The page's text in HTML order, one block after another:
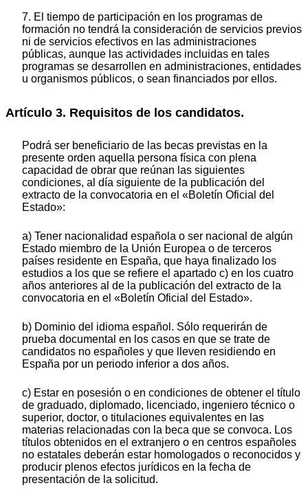
7. El tiempo de participación en los programas de
formación no tendrá la consideración de servicios previos
ni de servicios efectivos en las administraciones
públicas, aunque las actividades incluidas en tales
programas se desarrollen en administraciones, entidades
u organismos públicos, o sean financiados por ellos.
Artículo 3. Requisitos de los candidatos.
Podrá ser beneficiario de las becas previstas en la
presente orden aquella persona física con plena
capacidad de obrar que reúnan las siguientes
condiciones, al día siguiente de la publicación del
extracto de la convocatoria en el «Boletín Oficial del
Estado»:
a) Tener nacionalidad española o ser nacional de algún
Estado miembro de la Unión Europea o de terceros
países residente en España, que haya finalizado los
estudios a los que se refiere el apartado c) en los cuatro
años anteriores al de la publicación del extracto de la
convocatoria en el «Boletín Oficial del Estado».
b) Dominio del idioma español. Sólo requerirán de
prueba documental en los casos en que se trate de
candidatos no españoles y que lleven residiendo en
España por un periodo inferior a dos años.
c) Estar en posesión o en condiciones de obtener el título
de graduado, diplomado, licenciado, ingeniero técnico o
superior, doctor, o titulaciones equivalentes en las
materias relacionadas con la beca que se convoca. Los
títulos obtenidos en el extranjero o en centros españoles
no estatales deberán estar homologados o reconocidos y
producir plenos efectos jurídicos en la fecha de
presentación de la solicitud.